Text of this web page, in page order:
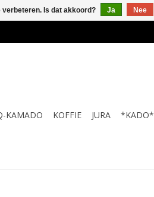
KAMADO KOFFIE JURA *KADO*
verbeteren. Is dat akkoord? Ja Nee